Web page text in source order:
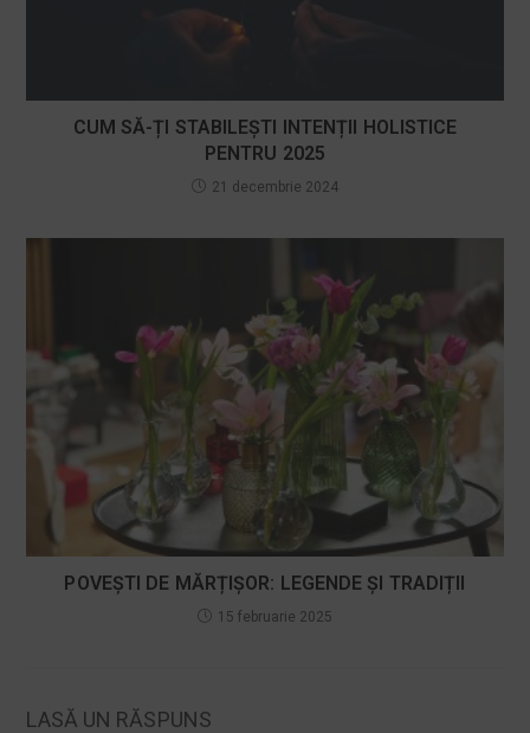
CUM SĂ-ȚI STABILEȘTI INTENȚII HOLISTICE
PENTRU 2025
21 decembrie 2024
POVEȘTI DE MĂRȚIȘOR: LEGENDE ȘI TRADIȚII
15 februarie 2025
LASĂ UN RĂSPUNS